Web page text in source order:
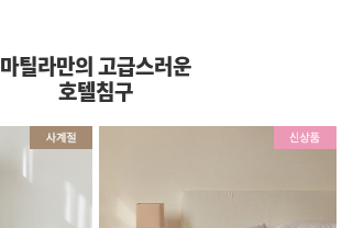
마틸라만의 고급스러운
호텔침구